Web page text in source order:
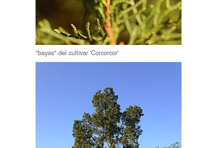
"bayas" del cultivar 'Corcorcor'